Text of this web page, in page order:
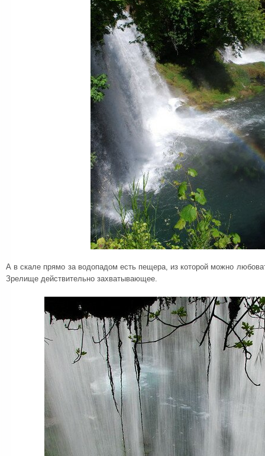
А в скале прямо за водопадом есть пещера, из которой можно
Зрелище действительно захватывающее.